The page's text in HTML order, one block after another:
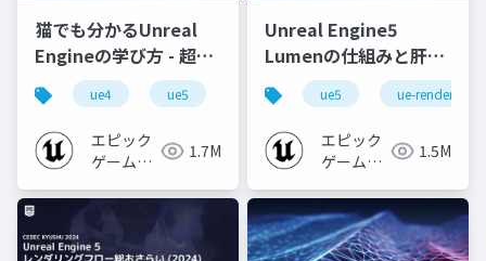
猫でも分かるUnreal
Engineの学び方 - 超初
心者向け編 - 2023 v1.0
ue4 ue5 ue-beginner
エピック
ゲームズ
1.7M
Unreal Engine5
Lumenの仕組みと肝心
なところ
ue5 ue-rendering
エピック
ゲームズ
1.5M